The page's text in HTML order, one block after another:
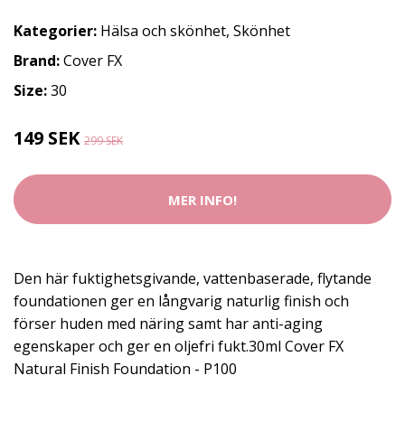
Kategorier: Hälsa och skönhet, Skönhet
Brand:Cover FX
Size:30
149 SEK 299 SEK
MER INFO!
Den här fuktighetsgivande, vattenbaserade, flytande
foundationen ger en långvarig naturlig finish och
förser huden med näring samt har anti-aging
egenskaper och ger en oljefri fukt.30ml Cover FX
Natural Finish Foundation - P100